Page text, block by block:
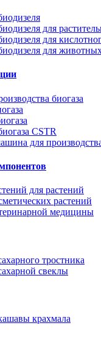
для
для
для
биогаза
CSTR
для
для растений
растений
медицины
тростника
свеклы
крахмала